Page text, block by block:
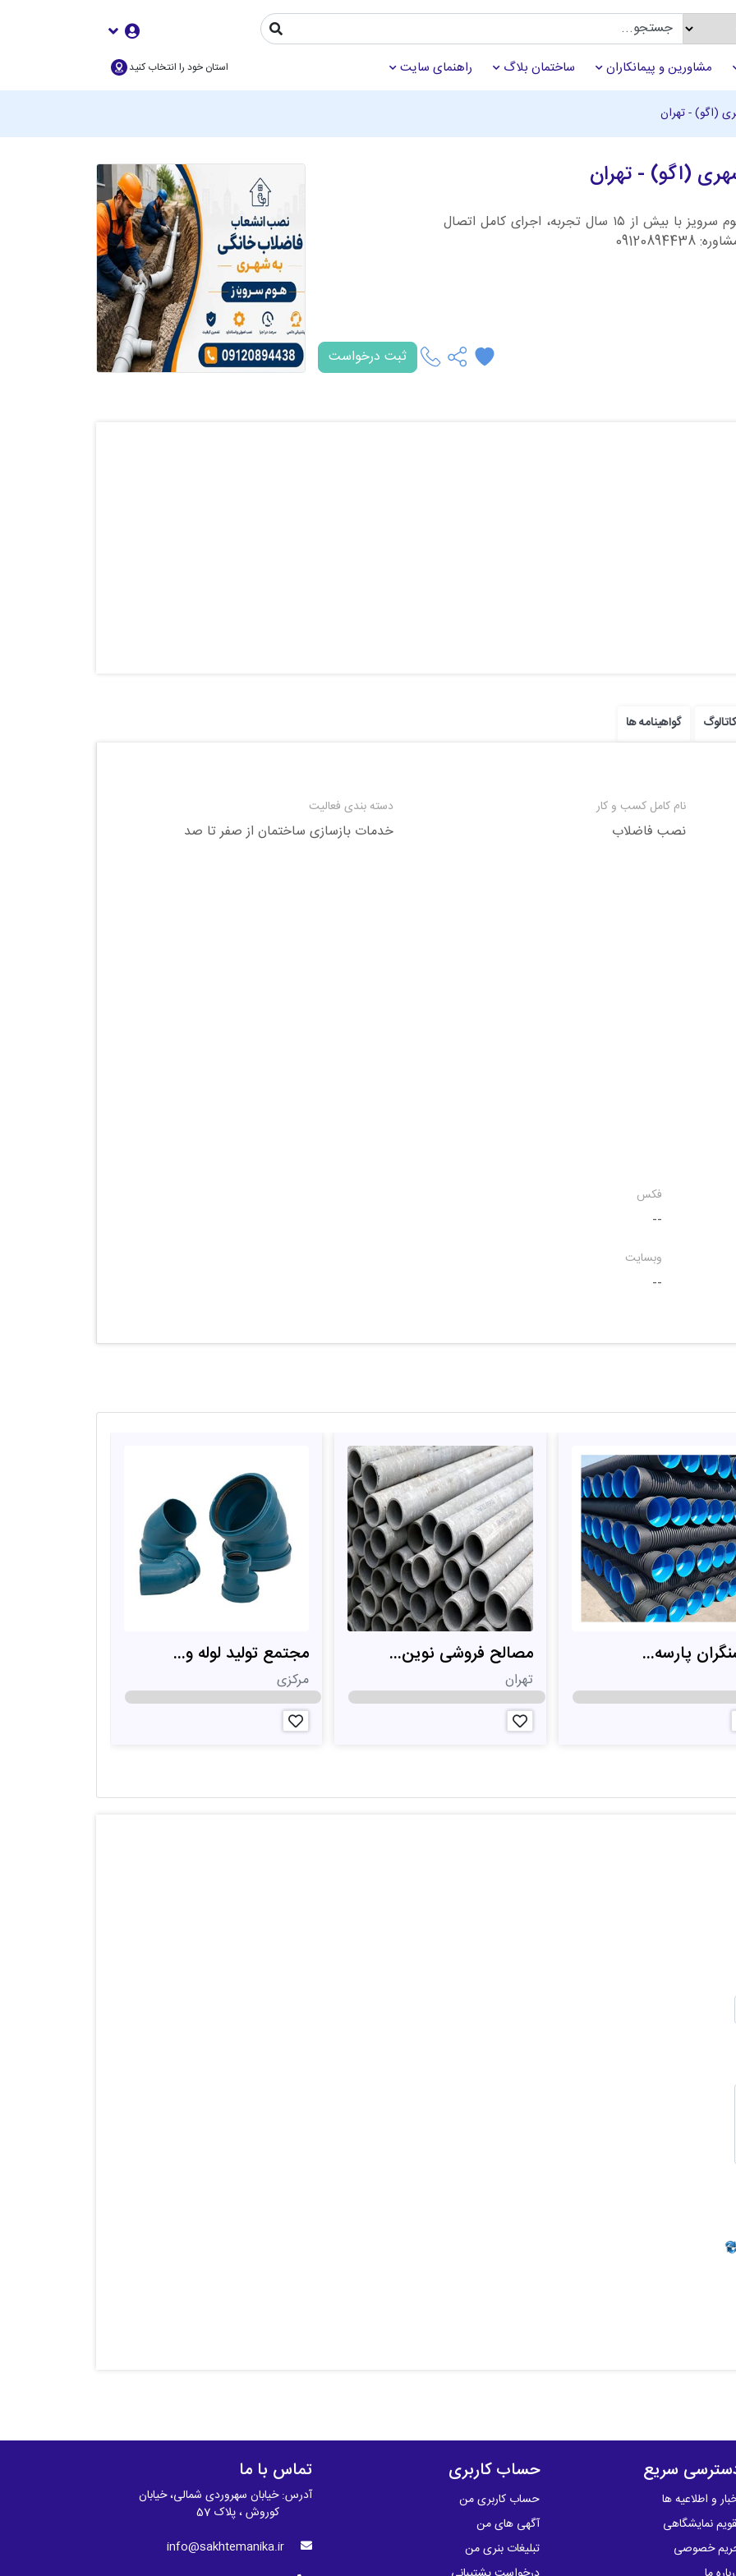
مشاورین و پیمانکاران ساختمان بلاگ راهنمای سایت استان خود را انتخاب کنید
(اگو) - تهران
(اگو) - تهران
نصب انشعاب فاضلاب خانگی به شهری در تهران هوم سرویز با بیش از ۱۵ سال تجربه، اجرای کامل اتصال
ثبت درخواست
کاتالوگ گواهینامه ها
نام کامل کسب و کار
نصب فاضلاب
دسته بندی فعالیت
خدمات بازسازی ساختمان از صفر تا صد
فکس
--
وبسایت
--
پارسه... مصالح فروشی نوین...
تهران
مجتمع تولید لوله و...
مرکزی
سریع
و اطلاعیه ها
نمایشگاهی
خصوصی
حساب کاربری
حساب کاربری من
آگهی های من
تبلیغات بنری من
تماس با ما
آدرس: خیابان سهروردی شمالی، خیابان
کوروش ، پلاک 57
info@sakhtemanika.ir